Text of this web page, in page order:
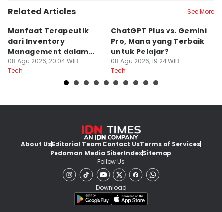
Related Articles See More
Manfaat Terapeutik
dari Inventory
Management dalam
Cozy Game
08 Agu 2026, 20:04 WIB
Tech
ChatGPT Plus vs. Gemini
Pro, Mana yang Terbaik
untuk Pelajar?
08 Agu 2026, 19:24 WIB
Tech
About UsEditorial TeamContact UsTerms of Services
Pedoman Media SiberIndexSitemap
Follow Us
Download